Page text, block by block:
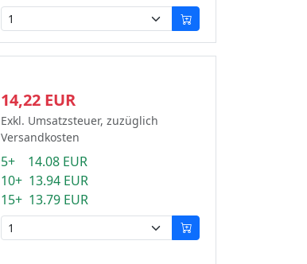
14,22 EUR
Exkl. Umsatzsteuer, zuzüglich
Versandkosten
5+ 14.08 EUR
10+ 13.94 EUR
15+ 13.79 EUR